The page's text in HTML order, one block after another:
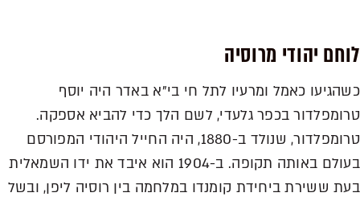
לוחם יהודי מרוסיה
כשהגיעו כאמל ומרעיו לתל חי בי"א באדר היה יוסף
טרומפלדור בכפר גלעדי, לשם הלך כדי להביא אספקה.
טרומפלדור, שנולד ב-1880, היה החייל היהודי המפורסם
בעולם באותה תקופה. ב-1904 הוא איבד את ידו השמאלית
בעת ששירת ביחידת קומנדו במלחמה בין רוסיה ליפן, ובשל